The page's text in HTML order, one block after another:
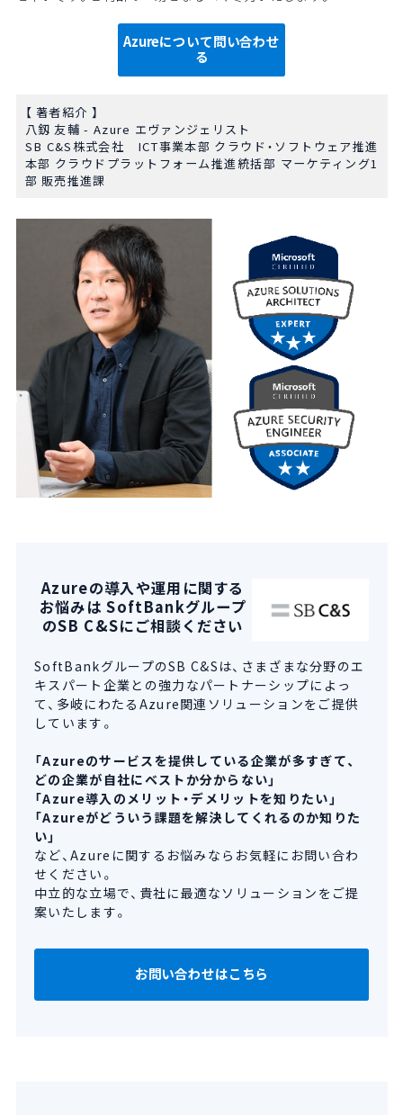
Azureについて問い合わせ
る
【 著者紹介 】
八釼 友輔 - Azure エヴァンジェリスト
SB C&S 株式会社 ICT事業本部 クラウド・ソフトウェア推進
本部 クラウドプラットフォーム推進統括部 マーケティング1
部 販売推進課
Azureの導入や運用に関する
お悩みは SoftBankグループ
のSB C&Sにご相談ください
SoftBankグループのSB C&Sは、さまざまな分野のエ
キスパート企業との強力なパートナーシップによっ
て、多岐にわたるAzure関連ソリューションをご提供
しています。
「Azureのサービスを提供している企業が多すぎて、
どの企業が自社にベストか分からない」
「Azure導入のメリット・デメリットを知りたい」
「Azureがどういう課題を解決してくれるのか知りた
い」
など、Azureに関するお悩みならお気軽にお問い合わ
せください。
中立的な立場で、貴社に最適なソリューションをご提
案いたします。
お問い合わせはこちら